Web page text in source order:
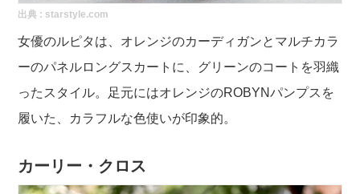
出典 : starstyle.com
女優のルピタは、オレンジのカーディガンとマルチカラ
ーのパネルロングスカートに、グリーンのコートを羽織
ったスタイル。足元にはオレンジのROBYNパンプスを
履いた、カラフルな色使いが印象的。
カーリー・クロス